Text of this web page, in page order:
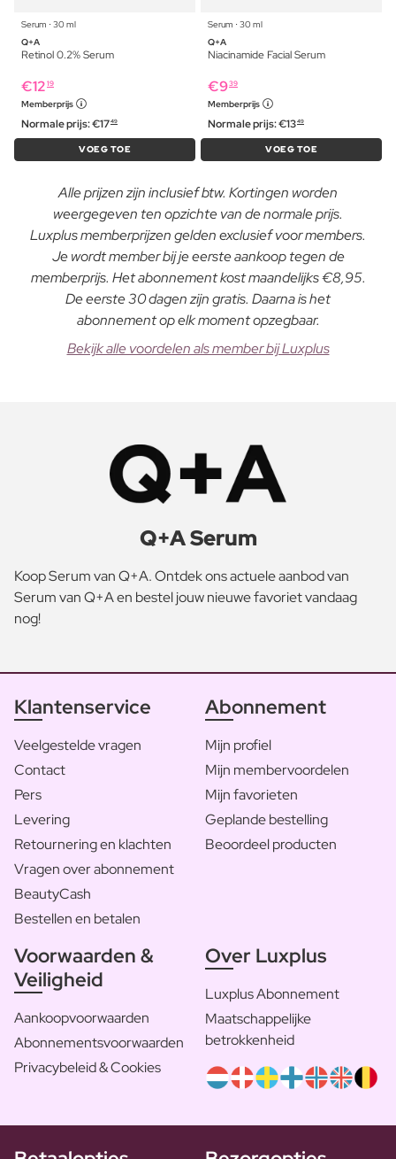
Serum ⋅ 30 ml
Q+A
Retinol 0.2% Serum
€12 19
Memberprijs
Normale prijs:€1749
VOEG TOE
Serum ⋅ 30 ml
Q+A
Niacinamide Facial Serum
€939
Memberprijs
Normale prijs:€1349
VOEG TOE
Alle prijzen zijn inclusief btw. Kortingen worden
weergegeven ten opzichte van de normale prijs.
Luxplus memberprijzen gelden exclusief voor members.
Je wordt member bij je eerste aankoop tegen de
memberprijs. Het abonnement kost maandelijks €8,95.
De eerste 30 dagen zijn gratis. Daarna is het
abonnement op elk moment opzegbaar.
Bekijk alle voordelen als member bij Luxplus
Q+A Serum
Koop Serum van Q+A. Ontdek ons actuele aanbod van
Serum van Q+A en bestel jouw nieuwe favoriet vandaag
nog!
Klantenservice
Veelgestelde vragen
Contact
Pers
Levering
Retournering en klachten
Vragen over abonnement
BeautyCash
Bestellen en betalen
Abonnement
Mijn profiel
Mijn membervoordelen
Mijn favorieten
Geplande bestelling
Beoordeel producten
Voorwaarden &
Veiligheid
Aankoopvoorwaarden
Abonnementsvoorwaarden
Privacybeleid & Cookies
Over Luxplus
Luxplus Abonnement
Maatschappelijke
betrokkenheid